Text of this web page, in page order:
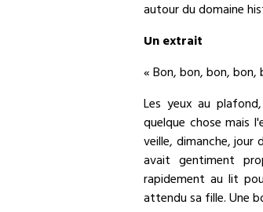
autour du domaine
Un extrait
« Bon, bon, bon, bon,
Les yeux au
quelque chose mais
veille, dimanche, jour
avait gentiment
rapidement au lit
attendu sa fille. Une